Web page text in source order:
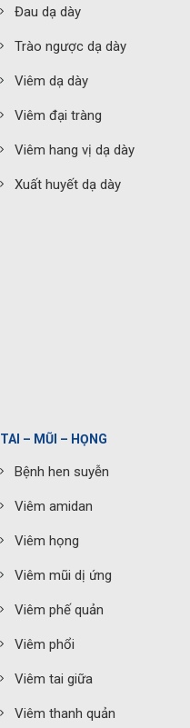
Đau dạ dày
Trào ngược dạ dày
Viêm dạ dày
Viêm đại tràng
Viêm hang vị dạ dày
Xuất huyết dạ dày
TAI – MŨI – HỌNG
Bệnh hen suyễn
Viêm amidan
Viêm họng
Viêm mũi dị ứng
Viêm phế quản
Viêm phổi
Viêm tai giữa
Viêm thanh quản